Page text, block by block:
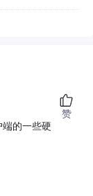
的一些硬
赞